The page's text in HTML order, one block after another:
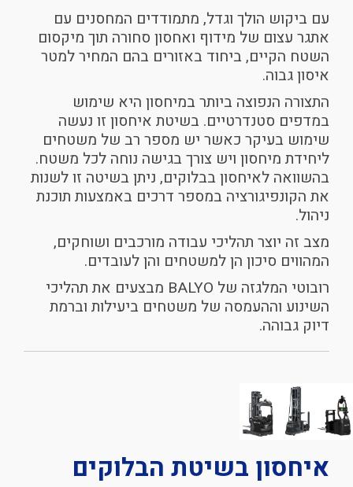
עם ביקוש הולך וגדל, מתמודדים המחסנים עם
אתגר עצום של מידוף ואחסון סחורה תוך מיקסום
השטח הקיים, ביחוד באזורים בהם המחיר למטר
איסון גבוה.
התצורה הנפוצה ביותר במיחסון היא שימוש
במדפים סטנדרטיים. בשיטת איחסון זו נעשה
שימוש בעיקר כאשר יש מספר רב של משטחים
ליחידת מיחסון ויש צורך בגישה נוחה לכל משטח.
בהשוואה לאיחסון בבלוקים, ניתן בשיטה זו לשנות
את הקונפיגורציה במספר דרכים באמצעות תוכנת
ניהול.
מצב זה יוצר תהליכי עבודה מורכבים ושוחקים,
המהווים סיכון הן למשטחים והן לעובדים.
רובוטי המלגזה של BALYO מבצעים את תהליכי
השינוע וההעמסה של משטחים ביעילות וברמת
דיוק גבוהה.
איחסון בשיטת הבלוקים